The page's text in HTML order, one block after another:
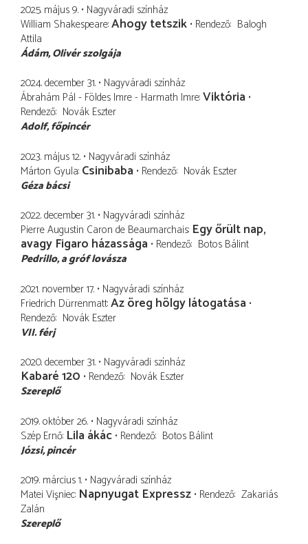
2025. május 9. Nagyváradi színház
William Shakespeare Ahogy tetszik Rendező Balogh
Attila
Ádám Olivér szolgája
2024. december 31. Nagyváradi színház
Ábrahám Pál - Földes Imre - Harmath Imre Viktória
Rendező Novák Eszter
Adolf főpincér
2023. május 12. Nagyváradi színház
Márton Gyula Csinibaba Rendező Novák Eszter
Géza bácsi
2022. december 31. Nagyváradi színház
Pierre Augustin Caron de Beaumarchais Egy őrült nap,
avagy Figaro házassága Rendező Botos Bálint
Pedrillo a gróf lovásza
2021. november 17. Nagyváradi színház
Friedrich Dürrenmatt Az öreg hölgy látogatása
Rendező Novák Eszter
VII. férj
2020. december 31. Nagyváradi színház
Kabaré 120 Rendező Novák Eszter
Szereplő
2019. október 26. Nagyváradi színház
Szép Ernő Lila ákác Rendező Botos Bálint
Józsi pincér
2019. március 1. Nagyváradi színház
Matei Vişniec Napnyugat Expressz Rendező Zakariás
Zalán
Szereplő